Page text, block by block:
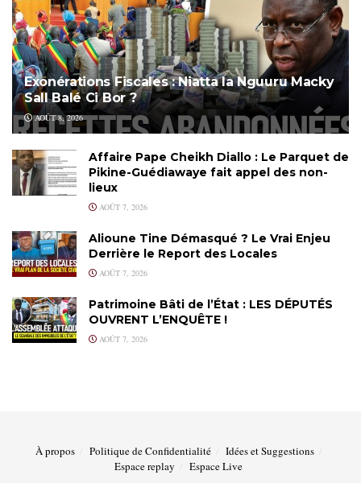
Exonérations Fiscales : Niatta la Nguuru Macky
Sall Balé Ci Bor ?
AOÛT 8, 2026
Affaire Pape Cheikh Diallo : Le Parquet de
Pikine-Guédiawaye fait appel des non-
lieux
AOÛT 7, 2026
Alioune Tine Démasqué ? Le Vrai Enjeu
Derrière le Report des Locales
AOÛT 7, 2026
Patrimoine Bâti de l’État : LES DÉPUTÉS
OUVRENT L’ENQUÊTE !
AOÛT 7, 2026
À propos Politique de Confidentialité
Idées et Suggestions
Espace replay
Espace Live